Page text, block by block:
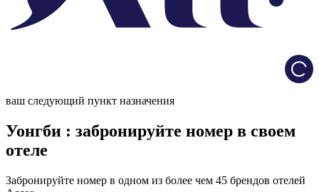
ваш следующий пункт назначения
Уонгби : забронируйте номер в своем
отеле
Забронируйте номер в одном из более чем 45 брендов отелей